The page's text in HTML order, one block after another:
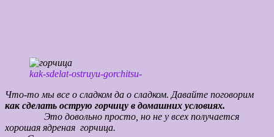
kak-sdelat-ostruyu-gorchitsu-
Что-то мы все о сладком да о сладком. Давайте поговорим
как сделать острую горчицу в домашних условиях.
Это довольно просто, но не у всех получается
хорошая ядреная горчица.